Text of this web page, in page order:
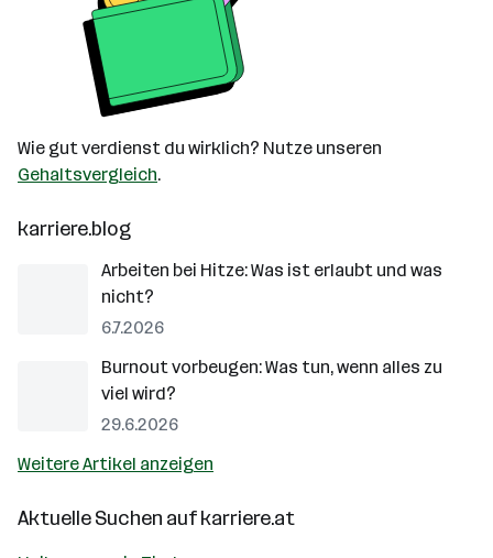
Wie gut verdienst du wirklich? Nutze unseren
Gehaltsvergleich.
karriere.blog
Arbeiten bei Hitze: Was ist erlaubt und was
nicht?
6.7.2026
Burnout vorbeugen: Was tun, wenn alles zu
viel wird?
29.6.2026
Weitere Artikel anzeigen
Aktuelle Suchen aufkarriere.at